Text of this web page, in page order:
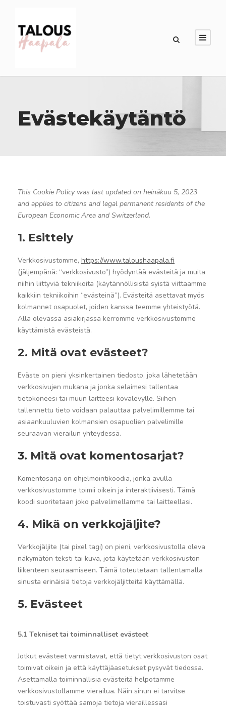
Evästekäytäntö
This Cookie Policy was last updated on heinäkuu 5, 2023
and applies to citizens and legal permanent residents of the
European Economic Area and Switzerland.
1. Esittely
Verkkosivustomme, https://www.taloushaapala.fi
(jäljempänä: “verkkosivusto”) hyödyntää evästeitä ja muita
niihin liittyviä tekniikoita (käytännöllisistä syistä viittaamme
kaikkiin tekniikoihin “evästeinä”). Evästeitä asettavat myös
kolmannet osapuolet, joiden kanssa teemme yhteistyötä.
Alla olevassa asiakirjassa kerromme verkkosivustomme
käyttämistä evästeistä.
2. Mitä ovat evästeet?
Eväste on pieni yksinkertainen tiedosto, joka lähetetään
verkkosivujen mukana ja jonka selaimesi tallentaa
tietokoneesi tai muun laitteesi kovalevylle. Siihen
tallennettu tieto voidaan palauttaa palvelimillemme tai
asiaankuuluvien kolmansien osapuolien palvelimille
seuraavan vierailun yhteydessä.
3. Mitä ovat komentosarjat?
Komentosarja on ohjelmointikoodia, jonka avulla
verkkosivustomme toimii oikein ja interaktiivisesti. Tämä
koodi suoritetaan joko palvelimellamme tai laitteellasi.
4. Mikä on verkkojäljite?
Verkkojäljite (tai pixel tagi) on pieni, verkkosivustolla oleva
näkymätön teksti tai kuva, jota käytetään verkkosivuston
liikenteen seuraamiseen. Tämä toteutetaan tallentamalla
sinusta erinäisiä tietoja verkkojäljitteitä käyttämällä.
5. Evästeet
5.1 Tekniset tai toiminnalliset evästeet
Jotkut evästeet varmistavat, että tietyt verkkosivuston osat
toimivat oikein ja että käyttäjäasetukset pysyvät tiedossa.
Asettamalla toiminnallisia evästeitä helpotamme
verkkosivustollamme vierailua. Näin sinun ei tarvitse
toistuvasti syöttää samoja tietoja vieraillessasi